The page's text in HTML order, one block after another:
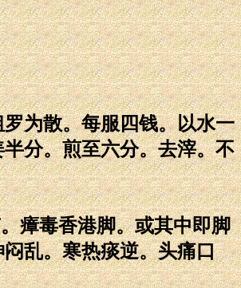
为散。每服四钱。以水一
分。煎至六分。去滓。不
瘴毒香港脚。或其中即脚
乱。寒热痰逆。头痛口